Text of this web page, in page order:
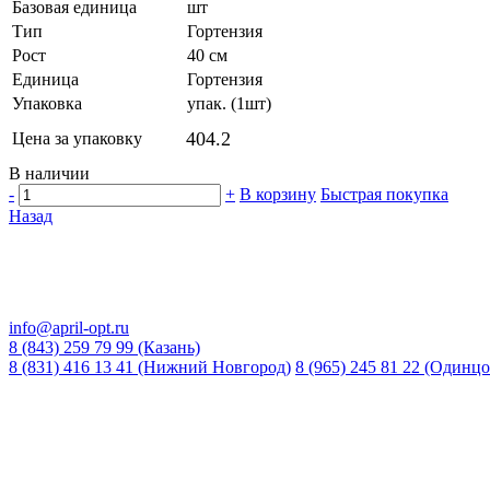
Базовая единица
шт
Тип
Гортензия
Рост
40 см
Единица
Гортензия
Упаковка
упак. (1шт)
Цена за упаковку
404.2
В наличии
-
+ В корзину Быстрая покупка
Назад
info@april-opt.ru
8 (843) 259 79 99 (Казань)
8 (831) 416 13 41 (Нижний Новгород) 8 (965) 245 81 22